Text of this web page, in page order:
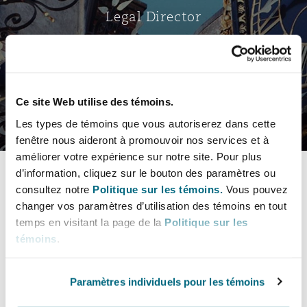
Ce site Web utilise des témoins.
Les types de témoins que vous autoriserez dans cette
fenêtre nous aideront à promouvoir nos services et à
améliorer votre expérience sur notre site. Pour plus
d’information, cliquez sur le bouton des paramètres ou
consultez notre Politique sur les témoins. Vous pouvez
changer vos paramètres d’utilisation des témoins en tout
temps en visitant la page de la Politique sur les
témoins
Paramètres individuels pour les témoins
Recouvrement de dettes
Intervention d’urgence et
Financement et location
Acquisition de flottes
Couverture d’assurance
Protection des données et
Emploi, pensions et
Finances
Propriété intellectuelle
Technologie, externalisation
commerce et droitResponsabilité civile et de
Responsabilité à l’égard des
d’emploi
Énergie
et construction
Partenariats public-privé et
Approvisionnement public
Droit immobilier
réglementaire et enquêtes
Services financiers
Fraude et crimes en col blanc
Enquêtes internes
Services professionnels
Kong
Lumpur
Delhi
Paulo
City
Vegas
Angeles
St Stephens Green House
Legal Director
Carte virtuelle
Champs de pratique
Coordonnées
Profil & Expérience
Champs de pratique
Secteurs